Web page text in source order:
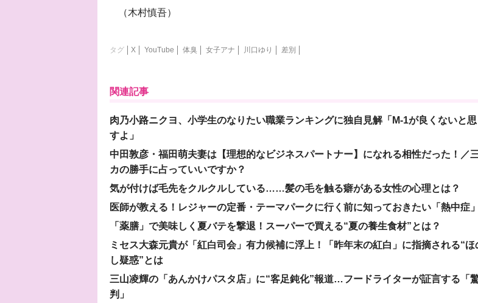
（木村慎吾）
タグ X YouTube 体臭 女子アナ 川口ゆり 差別
関連記事
肉乃小路ニクヨ、小学生のなりたい職業ランキングに独自見解「M-1が良くないと
すよ」
中田敦彦・福田萌夫妻は【理想的なビジネスパートナー】になれる相性だった！／
カの勝手に占っていいですか？
気が付けば毛先をクルクルしている……髪の毛を触る癖がある女性の心理とは？
医師が教える！レジャーの定番・テーマパークに行く前に知っておきたい「熱中症
「薬膳」で美味しく夏バテを撃退！スーパーで買える“夏の養生食材”とは？
ミセス大森元貴が「紅白司会」有力候補に浮上！「昨年末の紅白」に指摘される“ほ
し疑惑”とは
三山凌輝の「あんかけパスタ店」に“客足鈍化”報道…フードライターが証言する「
判」